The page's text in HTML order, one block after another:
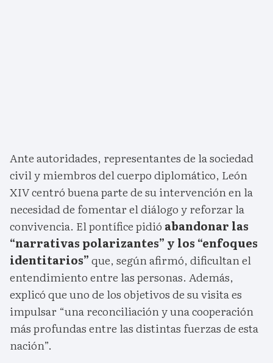
Ante autoridades, representantes de la sociedad
civil y miembros del cuerpo diplomático, León
XIV centró buena parte de su intervención en la
necesidad de fomentar el diálogo y reforzar la
convivencia. El pontífice pidió abandonar las
“narrativas polarizantes” y los “enfoques
identitarios”que, según afirmó, dificultan el
entendimiento entre las personas. Además,
explicó que uno de los objetivos de su visita es
impulsar “una reconciliación y una cooperación
más profundas entre las distintas fuerzas de esta
nación”.